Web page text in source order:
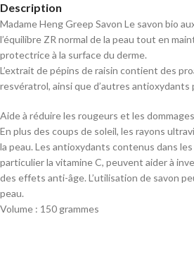
Description
Madame Heng Greep Savon Le savon bio
l’équilibre ZR normal de la peau tout en
protectrice à la surface du derme.
L’extrait de pépins de raisin contient des
resvératrol, ainsi que d’autres antioxydants
Aide à réduire les rougeurs et les
En plus des coups de soleil, les rayons
la peau. Les antioxydants contenus dans
particulier la vitamine C, peuvent aider à
des effets anti-âge. L’utilisation de savon
peau.
Volume : 150 grammes